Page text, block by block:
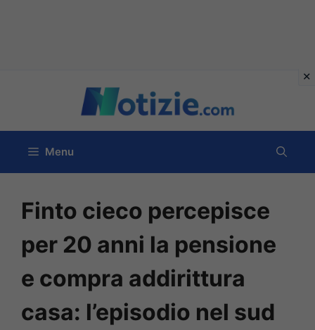
contenuto
Menu
Finto cieco percepisce
per 20 anni la pensione
e compra addirittura
casa: l’episodio nel sud